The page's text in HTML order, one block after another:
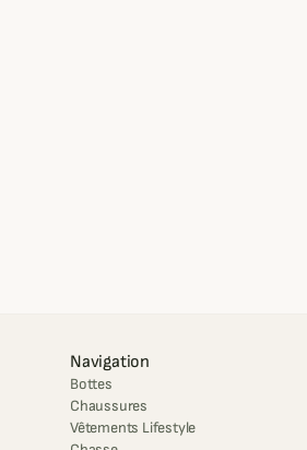
Navigation
Bottes
Chaussures
Vêtements Lifestyle